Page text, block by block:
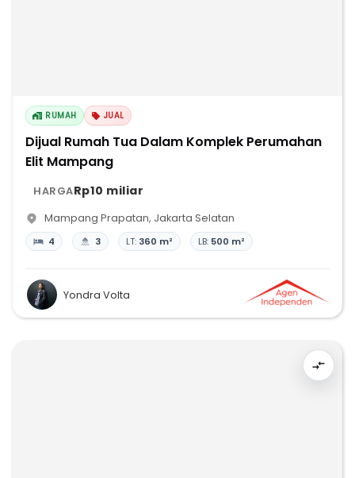
RUMAH JUAL
Dijual Rumah Tua Dalam Komplek Perumahan
Elit Mampang
HARGARp10 miliar
Mampang Prapatan, Jakarta Selatan
4 3 LT: 360 m² LB: 500 m²
Yondra Volta